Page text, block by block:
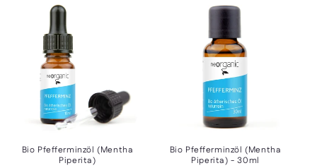
Bio Pfefferminzöl (Mentha
Piperita)
Bio Pfefferminzöl (Mentha
Piperita) - 30ml